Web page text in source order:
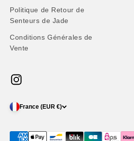
Politique de Retour de
Senteurs de Jade
Conditions Générales de
Vente
France (EUR €)